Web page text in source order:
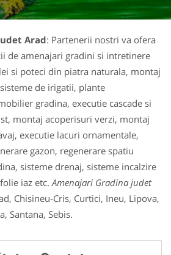
Arad: Partenerii nostri va ofera
de amenajari gradini si intretinere
si poteci din piatra naturala, montaj
de irigatii, plante
gradina, executie cascade si
montaj acoperisuri verzi, montaj
executie lacuri ornamentale,
gazon, regenerare spatiu
sisteme drenaj, sisteme incalzire
iaz etc.Amenajari Gradina judet
Chisineu-Cris, Curtici, Ineu, Lipova,
Santana, Sebis.